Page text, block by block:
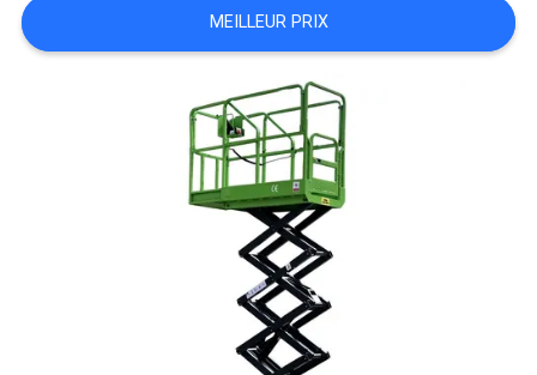
CONTACTER
MEILLEUR PRIX